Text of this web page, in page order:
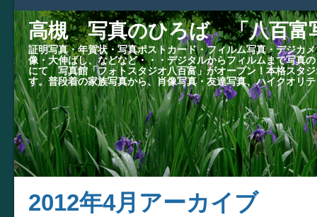
高槻 写真のひろば 「八百富
証明写真・年賀状・写真ポストカード・フィルム写真・デジカ
像・大伸ばし、などなど・・・デジタルからフィルムまで写
にて 写真館「フォトスタジオ八百富」がオープン！本格スタ
す。普段着の家族写真から、肖像写真・友達写真、ハイクオリ
2012年4月アーカイブ